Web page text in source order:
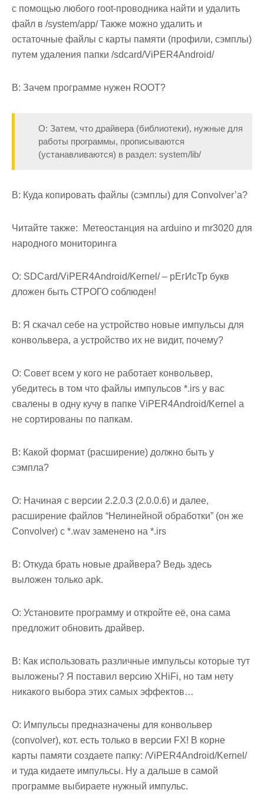
с помощью любого root-проводника найти и удалить
файл в /system/app/ Также можно удалить и
остаточные файлы с карты памяти (профили, сэмплы)
путем удаления папки /sdcard/ViPER4Android/
В: Зачем программе нужен ROOT?
О: Затем, что драйвера (библиотеки), нужные для
работы программы, прописываются
(устанавливаются) в раздел: system/lib/
В: Куда копировать файлы (сэмплы) для Convolver’а?
Читайте также:
Метеостанция на arduino и mr3020 для
народного мониторинга
О: SDCard/ViPER4Android/Kernel/ – рЕгИсТр букв
дложен быть СТРОГО соблюден!
В: Я скачал себе на устройство новые импульсы для
конвольвера, а устройство их не видит, почему?
О: Совет всем у кого не работает конвольвер,
убедитесь в том что файлы импульсов *.irs у вас
свалены в одну кучу в папке ViPER4Android/Kernel а
не сортированы по папкам.
В: Какой формат (расширение) должно быть у
сэмпла?
О: Начиная с версии 2.2.0.3 (2.0.0.6) и далее,
расширение файлов “Нелинейной обработки” (он же
Convolver) с *.wav заменено на *.irs
В: Откуда брать новые драйвера? Ведь здесь
выложен только apk.
О: Установите программу и откройте её, она сама
предложит обновить драйвер.
В: Как использовать различные импульсы которые тут
выложены? Я поставил версию XHiFi, но там нету
никакого выбора этих самых эффектов…
О: Импульсы предназначены для конвольвер
(convolver), кот. есть только в версии FX! В корне
карты памяти создаете папку: /ViPER4Android/Kernel/
и туда кидаете импульсы. Ну а дальше в самой
программе выбираете нужный импульс.